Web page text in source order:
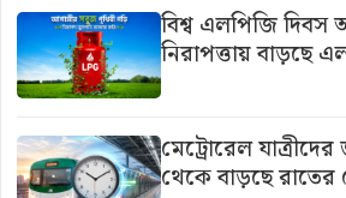
বিশ্ব এলপিজি দিবস
নিরাপত্তায় বাড়ছে
মেট্রোরেল
থেকে বাড়ছে